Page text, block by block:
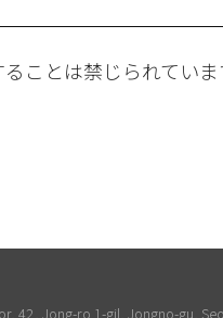
ことは禁じられていま
42, Jong-ro 1-gil, Jongno-gu,